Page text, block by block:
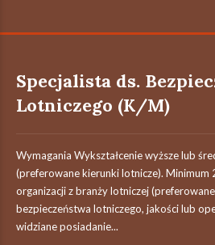
Specjalista ds.
Lotniczego (K/M)
Wymagania Wykształcenie wyższe lub
(preferowane kierunki lotnicze). Minimum
organizacji z branży lotniczej
bezpieczeństwa lotniczego, jakości lub
widziane posiadanie...